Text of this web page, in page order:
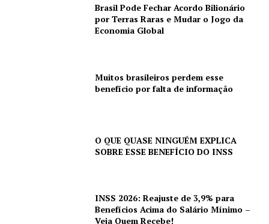
Brasil Pode Fechar Acordo Bilionário
por Terras Raras e Mudar o Jogo da
Economia Global
Muitos brasileiros perdem esse
benefício por falta de informação
O QUE QUASE NINGUÉM EXPLICA
SOBRE ESSE BENEFÍCIO DO INSS
INSS 2026: Reajuste de 3,9% para
Benefícios Acima do Salário Mínimo –
Veja Quem Recebe!